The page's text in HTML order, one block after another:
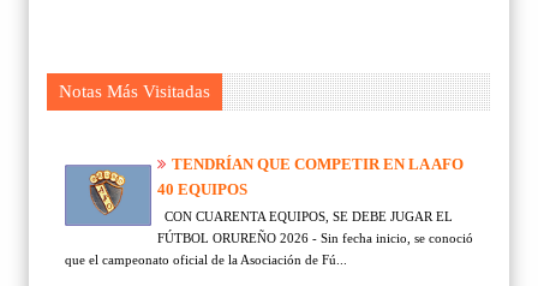
Notas Más Visitadas
TENDRÍAN QUE COMPETIR EN LA AFO
40 EQUIPOS
CON CUARENTA EQUIPOS, SE DEBE JUGAR EL
FÚTBOL ORUREÑO 2026 - Sin fecha inicio, se conoció
que el campeonato oficial de la Asociación de Fú...